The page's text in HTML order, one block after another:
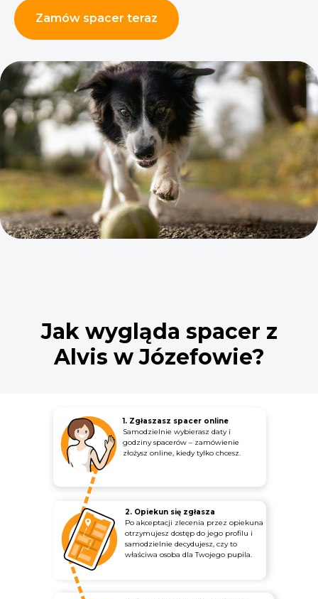
Zamów spacer teraz
Jak wygląda spacer z
Alvis w Józefowie?
1. Zgłaszasz spacer online
Samodzielnie wybierasz daty i
godziny spacerów – zamówienie
złożysz online, kiedy tylko chcesz.
2. Opiekun się zgłasza
Po akceptacji zlecenia przez opiekuna
otrzymujesz dostęp do jego profilu i
samodzielnie decydujesz, czy to
właściwa osoba dla Twojego pupila.